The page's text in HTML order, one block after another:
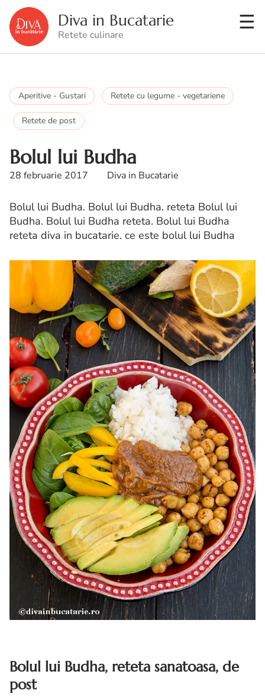
Diva in Bucatarie
Retete culinare
Aperitive - Gustari Retete cu legume - vegetariene
Retete de post
Bolul lui Budha
28 februarie 2017 Diva in Bucatarie
Bolul lui Budha. Bolul lui Budha. reteta Bolul lui
Budha. Bolul lui Budha reteta. Bolul lui Budha
reteta diva in bucatarie. ce este bolul lui Budha
Bolul lui Budha, reteta sanatoasa, de
post